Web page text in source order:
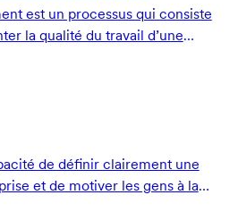
est un processus qui consiste
la qualité du travail d’une
de définir clairement une
et de motiver les gens à la